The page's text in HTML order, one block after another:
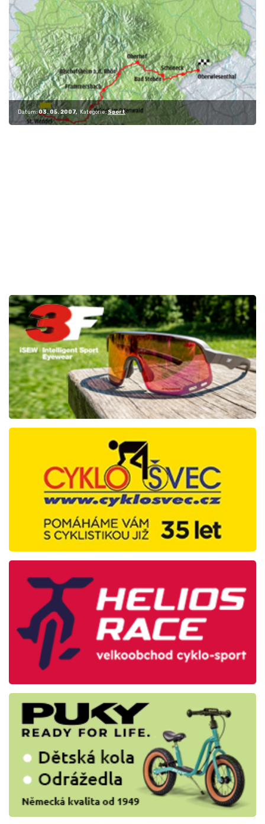
Datum: 03. 05. 2007 Kategorie: Sport